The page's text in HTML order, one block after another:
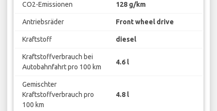
CO2-Emissionen 128 g/km
Antriebsräder Front wheel drive
Kraftstoff diesel
Kraftstoffverbrauch bei
Autobahnfahrt pro 100 km
4.6 l
Gemischter
Kraftstoffverbrauch pro
100 km
4.8 l